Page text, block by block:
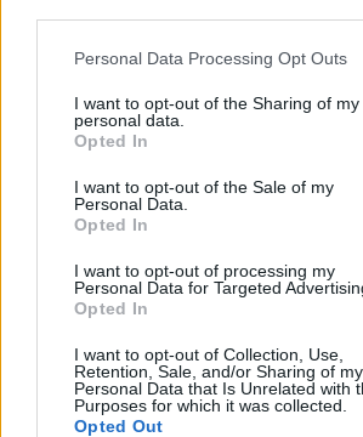
Personal Data Processing Opt Outs
I want to opt-out of the Sharing of my
personal data.
Opted In
I want to opt-out of the Sale of my
Personal Data.
Opted In
I want to opt-out of processing my
Personal Data for Targeted
Opted In
I want to opt-out of Collection, Use,
Retention, Sale, and/or Sharing of my
Personal Data that Is Unrelated with
Purposes for which it was collected.
Opted Out
Δείτε
Γεωργιάδης:
27 Φεβρουαρίου 2026
27 Φεβρουαρίου 2026
Δύο χρόνια
Μεταμόσχευσης
27 Φεβρουαρίου 2026